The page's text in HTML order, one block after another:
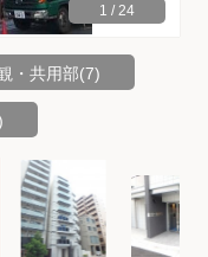
1 / 24
・共用部(7)